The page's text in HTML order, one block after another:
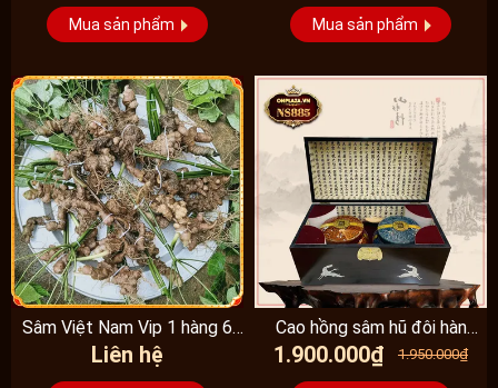
Mua sản phẩm Mua sản phẩm
Sâm Việt Nam Vip 1 hàng 6
đến 8 năm...
Liên hệ
Cao hồng sâm hũ đôi hàn
quốc pocheon - NS885
1.900.000₫ 1.950.000₫